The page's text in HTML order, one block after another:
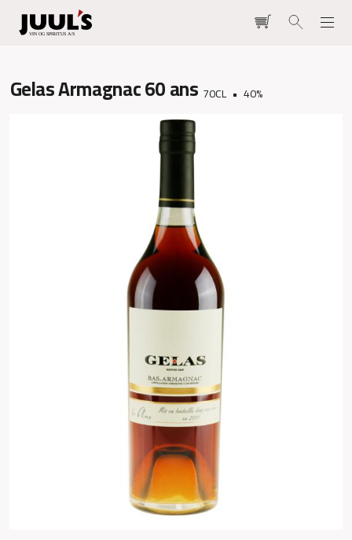
Gelas Armagnac 60 ans 70CL 40%